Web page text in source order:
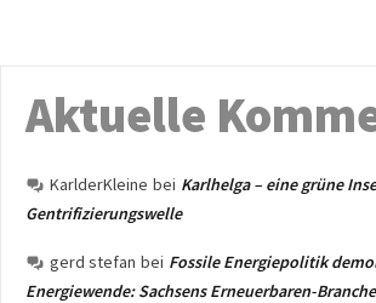
Aktuelle
KarlderKleine bei Karlhelga – eine grüne
Gentrifizierungswelle
gerd stefan bei Fossile Energiepolitik
Energiewende: Sachsens Erneuerbaren-